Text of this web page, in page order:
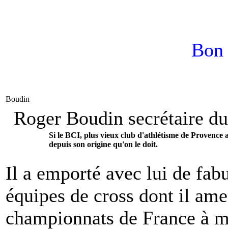
Bon
Boudin
Roger Boudin secrétaire
Si le BCI, plus vieux club d'athlétisme de Provence
depuis son origine qu'on le doit.
Il a emporté avec lui de
équipes de cross dont il
championnats de France à